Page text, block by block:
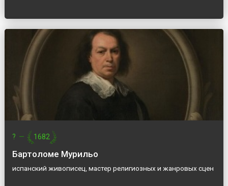
? — 1682
Бартоломе Мурильо
испанский живописец, мастер религиозных и жанровых сцен